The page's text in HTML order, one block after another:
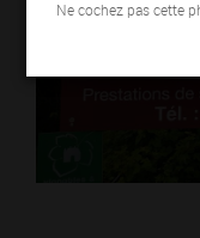
Ne cochez pas cette